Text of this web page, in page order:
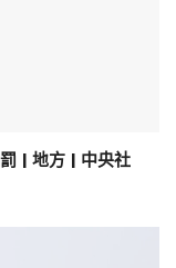
| 地方 | 中央社